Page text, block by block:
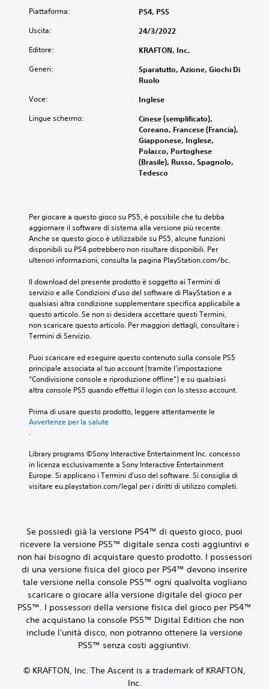
Piattaforma: PS4, PS5
Uscita: 24/3/2022
Editore: KRAFTON, Inc.
Generi:
Sparatutto, Azione, Giochi Di
Ruolo
Voce: Inglese
Lingue schermo:
Cinese (semplificato),
Coreano, Francese (Francia),
Giapponese, Inglese,
Polacco, Portoghese
(Brasile), Russo, Spagnolo,
Tedesco
Per giocare a questo gioco su PS5, è possibile che tu debba
aggiornare il software di sistema alla versione più recente.
Anche se questo gioco è utilizzabile su PS5, alcune funzioni
disponibili su PS4 potrebbero non risultare disponibili. Per
ulteriori informazioni, consulta la pagina PlayStation.com/bc.
Il download del presente prodotto è soggetto ai Termini di
servizio e alle Condizioni d'uso del software di PlayStation e a
qualsiasi altra condizione supplementare specifica applicabile a
questo articolo. Se non si desidera accettare questi Termini,
non scaricare questo articolo. Per maggiori dettagli, consultare i
Termini di Servizio.
Puoi scaricare ed eseguire questo contenuto sulla console PS5
principale associata al tuo account (tramite l'impostazione
“Condivisione console e riproduzione offline”) e su qualsiasi
altra console PS5 quando effettui il login con lo stesso account.
Prima di usare questo prodotto, leggere attentamente le
Avvertenze per la salute
.
Library programs ©Sony Interactive Entertainment Inc. concesso
in licenza esclusivamente a Sony Interactive Entertainment
Europe. Si applicano i Termini d'uso del software. Si consiglia di
visitare eu.playstation.com/legal per i diritti di utilizzo completi.
Se possiedi già la versione PS4™ di questo gioco, puoi
ricevere la versione PS5™ digitale senza costi aggiuntivi e
non hai bisogno di acquistare questo prodotto. I possessori
di una versione fisica del gioco per PS4™ devono inserire
tale versione nella console PS5™ ogni qualvolta vogliano
scaricare o giocare alla versione digitale del gioco per
PS5™. I possessori della versione fisica del gioco per PS4™
che acquistano la console PS5™ Digital Edition che non
include l'unità disco, non potranno ottenere la versione
PS5™ senza costi aggiuntivi.
© KRAFTON, Inc. The Ascent is a trademark of KRAFTON,
Inc.